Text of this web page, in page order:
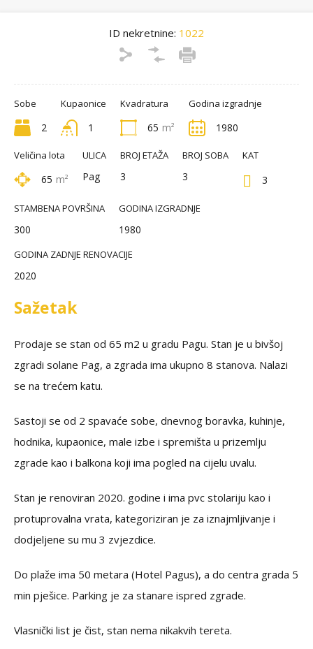
ID nekretnine: 1022
Sobe
2
Kupaonice
1
Kvadratura
65 m²
Godina izgradnje
1980
Veličina lota
65 m²
ULICA
Pag
BROJ ETAŽA
3
BROJ SOBA
3
KAT
3
STAMBENA POVRŠINA
300
GODINA IZGRADNJE
1980
GODINA ZADNJE RENOVACIJE
2020
Sažetak
Prodaje se stan od 65 m2 u gradu Pagu. Stan je u bivšoj
zgradi solane Pag, a zgrada ima ukupno 8 stanova. Nalazi
se na trećem katu.
Sastoji se od 2 spavaće sobe, dnevnog boravka, kuhinje,
hodnika, kupaonice, male izbe i spremišta u prizemlju
zgrade kao i balkona koji ima pogled na cijelu uvalu.
Stan je renoviran 2020. godine i ima pvc stolariju kao i
protuprovalna vrata, kategoriziran je za iznajmljivanje i
dodjeljene su mu 3 zvjezdice.
Do plaže ima 50 metara (Hotel Pagus), a do centra grada 5
min pješice. Parking je za stanare ispred zgrade.
Vlasnički list je čist, stan nema nikakvih tereta.